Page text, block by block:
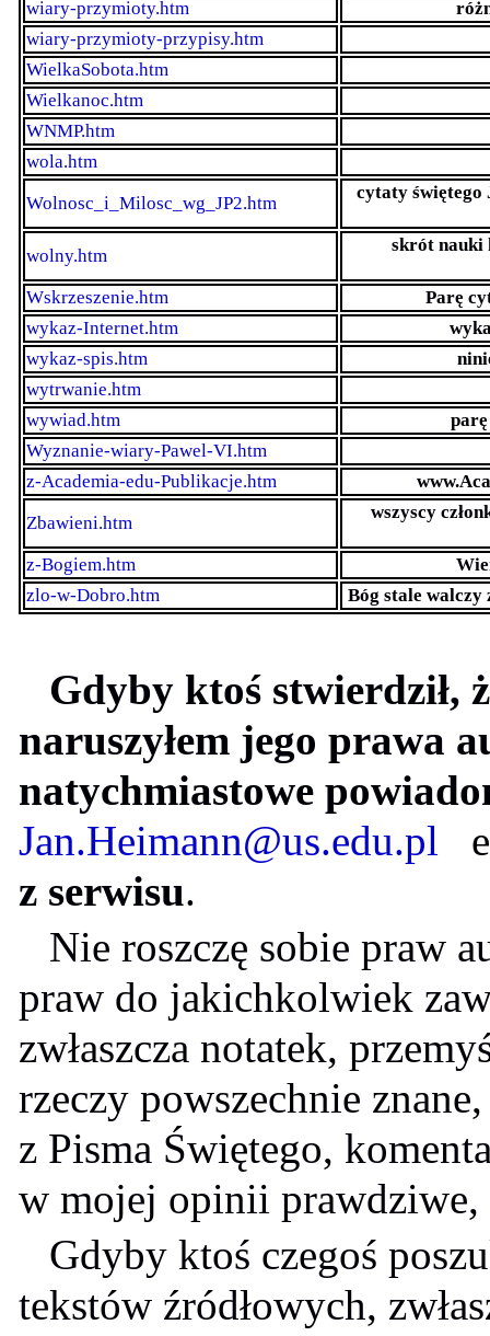
wiary-przymioty.htm
wiary-przymioty-przypisy.htm
WielkaSobota.htm
Wielkanoc.htm
WNMP.htm
wola.htm
Wolnosc_i_Milosc_wg_JP2.htm
cytaty świętego
wolny.htm
skrót nauki
Wskrzeszenie.htm
Parę
wykaz-Internet.htm
wykaz-spis.htm
wytrwanie.htm
wywiad.htm
Wyznanie-wiary-Pawel-VI.htm
z-Academia-edu-Publikacje.htm
Zbawieni.htm
wszyscy
z-Bogiem.htm
zlo-w-Dobro.htm
Bóg stale walczy
Gdyby ktoś stwierdził,
naruszyłem jego prawa
natychmiastowe
Jan.Heimann@us.edu.pl
z serwisu.
Nie roszczę sobie praw
praw do jakichkolwiek
zwłaszcza notatek,
rzeczy powszechnie
z Pisma Świętego,
w mojej opinii
Gdyby ktoś czegoś
tekstów źródłowych,